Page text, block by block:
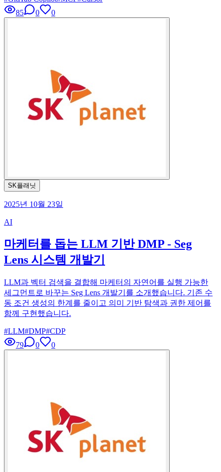
85
0 0
SK플래닛
2025년 10월 23일
AI
마케터를 돕는 LLM 기반 DMP - Seg
Lens 시스템 개발기
LLM과 벡터 검색을 결합해 마케터의 자연어를 실행 가능한
세그먼트로 바꾸는 Seg Lens 개발기를 소개했습니다. 기존 수
동 조건 생성의 한계를 줄이고 의미 기반 탐색과 권한 제어를
함께 구현했습니다.
#LLM#DMP#CDP
79
0 0